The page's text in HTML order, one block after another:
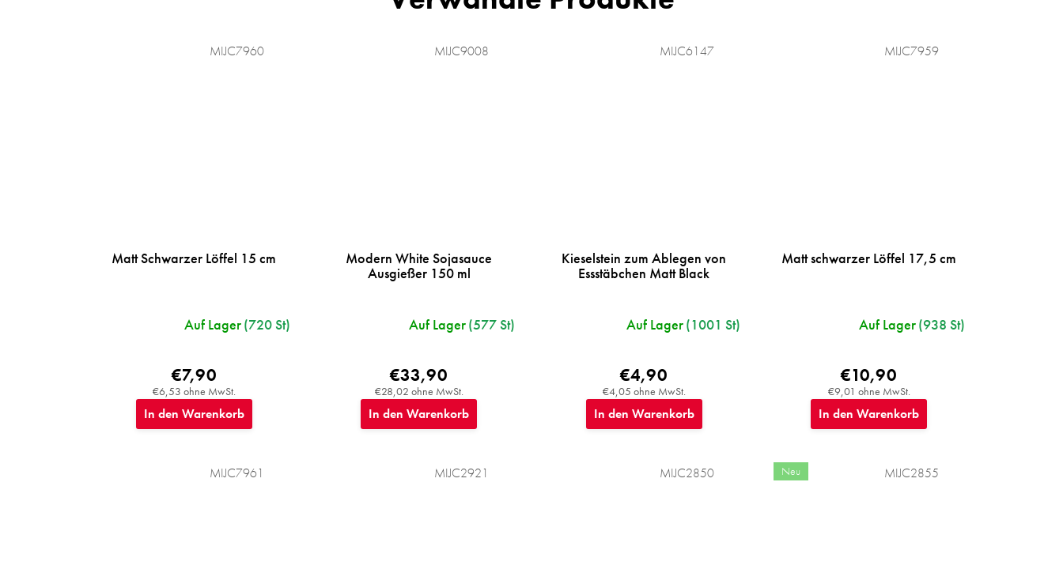
Matt Schwarzer Löffel 15 cm
Auf Lager(720 St)
€6,53 ohne MwSt.
€7,90
In den Warenkorb
MIJC7960
Modern White Sojasauce
Ausgießer 150 ml
Auf Lager(577 St)
€28,02 ohne MwSt.
€33,90
In den Warenkorb
MIJC9008
Kieselstein zum Ablegen von
Essstäbchen Matt Black
Auf Lager(1001 St)
€4,05 ohne MwSt.
€4,90
In den Warenkorb
MIJC6147
Matt schwarzer Löffel 17,5 cm
Auf Lager(938 St)
€9,01 ohne MwSt.
€10,90
In den Warenkorb
MIJC7959
MIJC7961 MIJC2921 MIJC2850 Neu MIJC2855